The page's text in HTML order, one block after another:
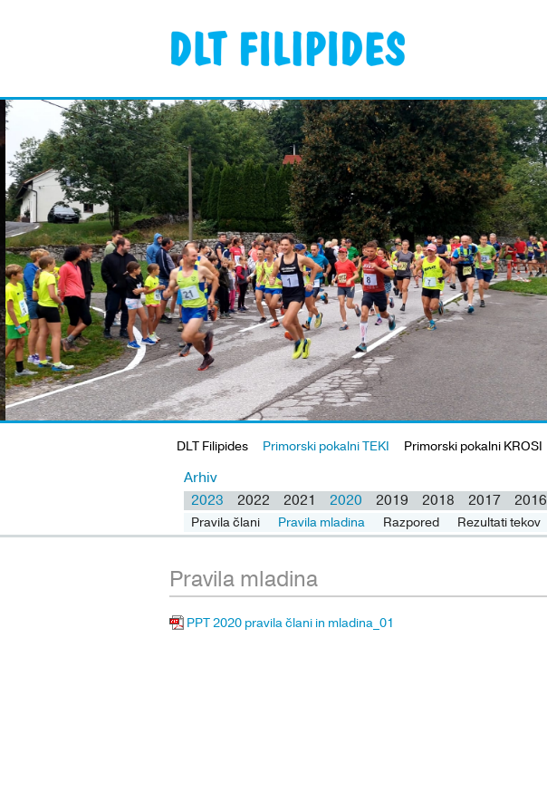
DLT Filipides Primorski pokalni TEKI
Arhiv
2023
Pravila člani Pravila mladina Razpored Rezultati tekov
2022 2021 2020
Pravila člani Pravila mladina Razpored Rezultati tekov
2019 2018 2017 2016
Primorski pokalni KROSI
Pravila mladina
PPT 2020 pravila člani in mladina_01